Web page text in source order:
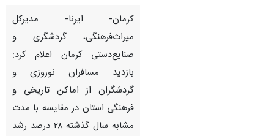
کرمان- ایرنا- مدیرکل
میراث‌فرهنگی، گردشگری و
صنایع‌دستی کرمان اعلام کرد:
بازدید مسافران نوروزی و
گردشگران از اماکن تاریخی و
فرهنگی استان در مقایسه با مدت
مشابه سال گذشته ۲۸ درصد رشد